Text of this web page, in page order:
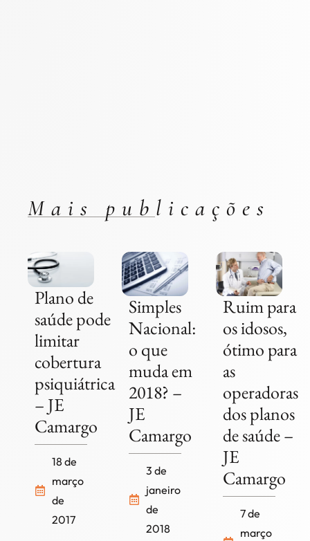
Mais publicações
Plano de
saúde pode
limitar
cobertura
psiquiátrica
– JE
Camargo
18 de
março
de
2017
Simples
Nacional:
o que
muda em
2018? –
JE
Camargo
3 de
janeiro
de
2018
Ruim para
os idosos,
ótimo para
as
operadoras
dos planos
de saúde –
JE
Camargo
7 de
março